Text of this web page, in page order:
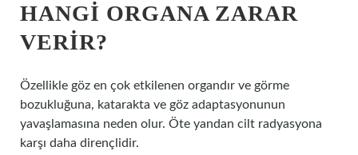
HANGI ORGANA ZARAR
VERIR?
Özellikle göz en çok etkilenen organdır ve görme
bozukluğuna, katarakta ve göz adaptasyonunun
yavaşlamasına neden olur. Öte yandan cilt radyasyona
karşı daha dirençlidir.